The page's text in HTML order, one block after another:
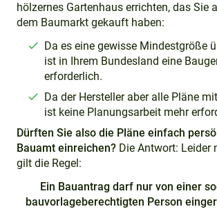
hölzernes Gartenhaus errichten, das Sie
dem Baumarkt gekauft haben:
Da es eine gewisse Mindestgröße
ist in Ihrem Bundesland eine
erforderlich.
Da der Hersteller aber alle Pläne
ist keine Planungsarbeit mehr
Dürften Sie also die Pläne einfach
Bauamt einreichen? Die Antwort: Leider
gilt die Regel:
Ein Bauantrag darf nur von einer
bauvorlageberechtigten Person